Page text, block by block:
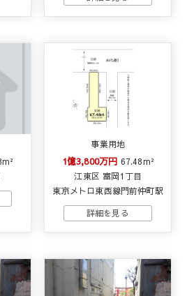
事業用地
1億3,800万円 67.48m²
江東区 富岡1丁目
東京メトロ東西線門前仲町駅